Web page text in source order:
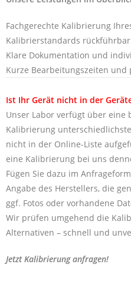
Fachgerechte Kalibrierung
Kalibrierstandards
Klare Dokumentation und
Kurze Bearbeitungszeiten
Ist Ihr Gerät nicht in der
Unser Labor verfügt über eine
Kalibrierung
nicht in der Online-Liste
eine Kalibrierung bei uns
Fügen Sie dazu im
Angabe des Herstellers, die
ggf. Fotos oder vorhandene
Wir prüfen umgehend die
Alternativen – schnell und
Jetzt Kalibrierung anfragen!